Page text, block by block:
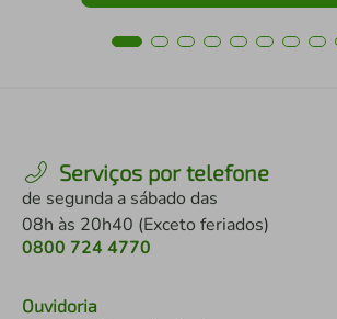
Serviços por telefone
de segunda a sábado das
08h às 20h40 (Exceto feriados)
0800 724 4770
Ouvidoria